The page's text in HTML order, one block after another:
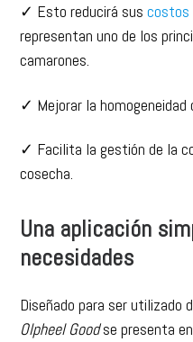
✓ Esto reducirá suscostos
representan uno de los
camarones.
✓ Mejorar la homogeneidad
✓ Facilita la gestión de la
cosecha.
Una aplicación
necesidades
Diseñado para ser utilizado
Olpheel Goodse presenta